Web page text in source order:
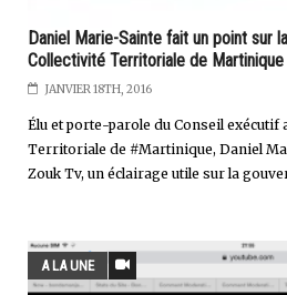
Daniel Marie-Sainte fait un point sur
Collectivité Territoriale de Martinique
JANVIER 18TH, 2016
Élu et porte-parole du Conseil exécutif
Territoriale de #Martinique, Daniel
Zouk Tv, un éclairage utile sur la
A LA UNE